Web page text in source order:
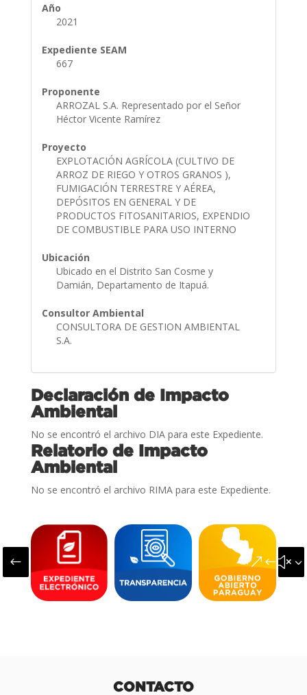
Año
2021
Expediente SEAM
667
Proponente
ARROZAL S.A. Representado por el Señor
Héctor Vicente Ramírez
Proyecto
EXPLOTACIÓN AGRÍCOLA (CULTIVO DE
ARROZ DE RIEGO Y OTROS GRANOS ),
FUMIGACIÓN TERRESTRE Y AÉREA,
DEPÓSITOS EN GENERAL Y DE
PRODUCTOS FITOSANITARIOS, EXPENDIO
DE COMBUSTIBLE PARA USO INTERNO
Ubicación
Ubicado en el Distrito San Cosme y
Damián, Departamento de Itapuá.
Consultor Ambiental
CONSULTORA DE GESTION AMBIENTAL
S.A.
Declaración de Impacto
Ambiental
No se encontró el archivo DIA para este Expediente.
Relatorio de Impacto
Ambiental
No se encontró el archivo RIMA para este Expediente.
#
CONTACTO